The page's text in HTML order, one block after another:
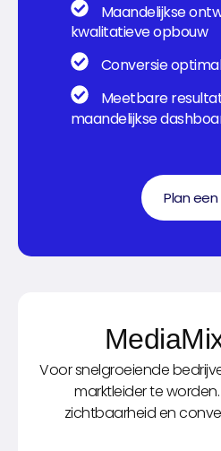
Maandelijkse
kwalitatieve opbouw
Conversie
Meetbare
maandelijkse
Plan een
Voor snelgroeiende
marktleider te
zichtbaarheid en